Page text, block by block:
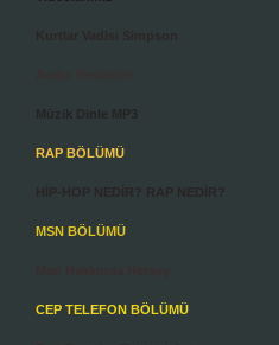
Müzik Dinle MP3
RAP BÖLÜMÜ
MSN BÖLÜMÜ
CEP TELEFON BÖLÜMÜ